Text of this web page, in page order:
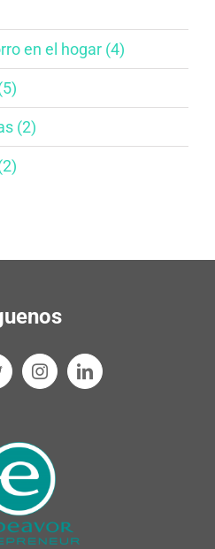
en el hogar​ (4)
(2)